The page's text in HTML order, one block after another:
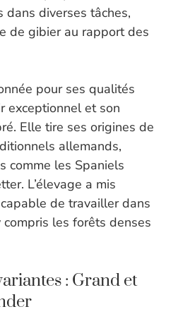
dans diverses tâches,
de gibier au rapport des
pour ses qualités
exceptionnel et son
Elle tire ses origines de
allemands,
comme les Spaniels
L’élevage a mis
capable de travailler dans
les forêts denses
: Grand et